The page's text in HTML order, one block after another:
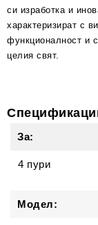
си изработка и
характеризират с
функционалност и
целия свят.
За:
4 пури
Модел: